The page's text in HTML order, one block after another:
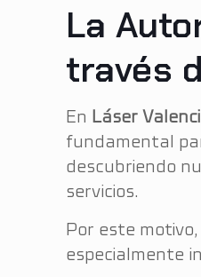
La
través
En Láser
fundamental
descubriendo
servicios.
Por este
especialmente